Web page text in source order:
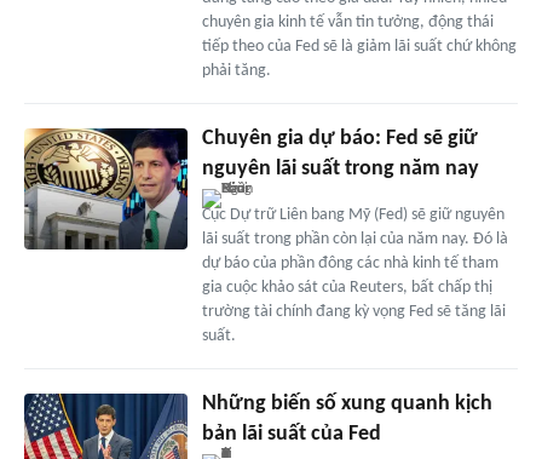
chuyên gia kinh tế vẫn tin tưởng, động thái
tiếp theo của Fed sẽ là giảm lãi suất chứ không
phải tăng.
Chuyên gia dự báo: Fed sẽ giữ
nguyên lãi suất trong năm nay
Cục Dự trữ Liên bang Mỹ (Fed) sẽ giữ nguyên
lãi suất trong phần còn lại của năm nay. Đó là
dự báo của phần đông các nhà kinh tế tham
gia cuộc khảo sát của Reuters, bất chấp thị
trường tài chính đang kỳ vọng Fed sẽ tăng lãi
suất.
Những biến số xung quanh kịch
bản lãi suất của Fed